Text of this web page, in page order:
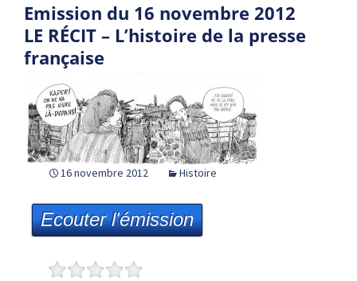
Emission du 16 novembre 2012
LE RÉCIT – L’histoire de la presse
française
16 novembre 2012 Histoire
Ecouter l'émission